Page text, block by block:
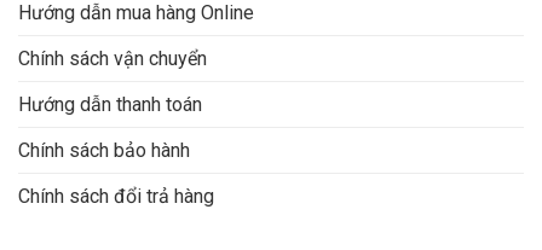
Hướng dẫn mua hàng Online
Chính sách vận chuyển
Hướng dẫn thanh toán
Chính sách bảo hành
Chính sách đổi trả hàng